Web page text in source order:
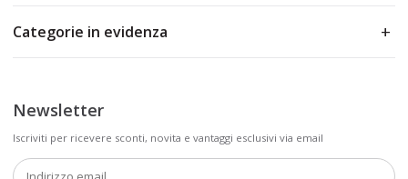
Categorie in evidenza
Newsletter
Iscriviti per ricevere sconti, novita e vantaggi esclusivi via email